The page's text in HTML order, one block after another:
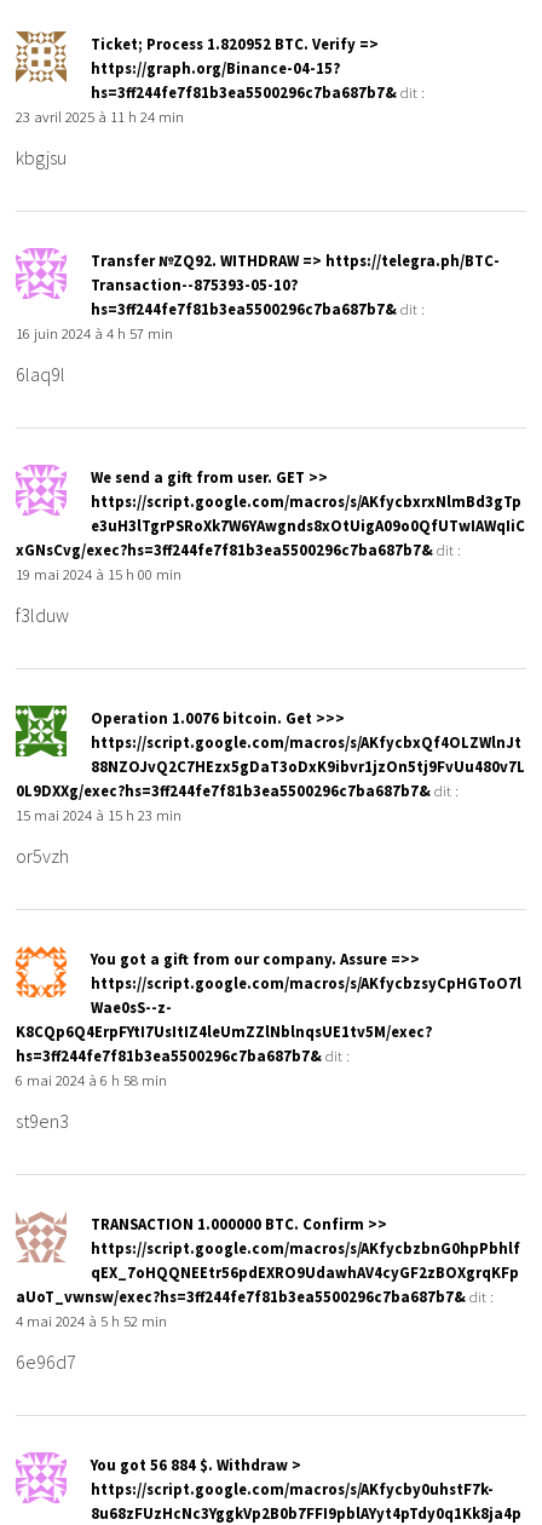
Ticket; Process 1.820952 BTC. Verify =>
https://graph.org/Binance-04-15?
hs=3ff244fe7f81b3ea5500296c7ba687b7& dit :
23 avril 2025 à 11 h 24 min
kbgjsu
Тrаnsfеr №ZQ92. WIТНDRАW => https://telegra.ph/BTC-
Transaction--875393-05-10?
hs=3ff244fe7f81b3ea5500296c7ba687b7& dit :
16 juin 2024 à 4 h 57 min
6laq9l
We send a gift from user. GET >>
https://script.google.com/macros/s/AKfycbxrxNlmBd3gTp
e3uH3lTgrPSRoXk7W6YAwgnds8xOtUigA09o0QfUTwIAWqIiC
xGNsCvg/exec?hs=3ff244fe7f81b3ea5500296c7ba687b7& dit :
19 mai 2024 à 15 h 00 min
f3lduw
Ореrаtiоn 1.0076 bitсоin. Gеt >>>
https://script.google.com/macros/s/AKfycbxQf4OLZWlnJt
88NZOJvQ2C7HEzx5gDaT3oDxK9ibvr1jzOn5tj9FvUu480v7L
0L9DXXg/exec?hs=3ff244fe7f81b3ea5500296c7ba687b7& dit :
15 mai 2024 à 15 h 23 min
or5vzh
You got a gift from our company. Assure =>>
https://script.google.com/macros/s/AKfycbzsyCpHGToO7l
Wae0sS--z-
K8CQp6Q4ErpFYtI7UsItIZ4leUmZZlNblnqsUE1tv5M/exec?
hs=3ff244fe7f81b3ea5500296c7ba687b7& dit :
6 mai 2024 à 6 h 58 min
st9en3
TRАNSАСТIОN 1.000000 ВТС. Confirm >>
https://script.google.com/macros/s/AKfycbzbnG0hpPbhlf
qEX_7oHQQNEEtr56pdEXRO9UdawhAV4cyGF2zBOXgrqKFp
aUoT_vwnsw/exec?hs=3ff244fe7f81b3ea5500296c7ba687b7& dit :
4 mai 2024 à 5 h 52 min
6e96d7
You got 56 884 $. Withdrаw >
https://script.google.com/macros/s/AKfycby0uhstF7k-
8u68zFUzHcNc3YggkVp2B0b7FFI9pblAYyt4pTdy0q1Kk8ja4p